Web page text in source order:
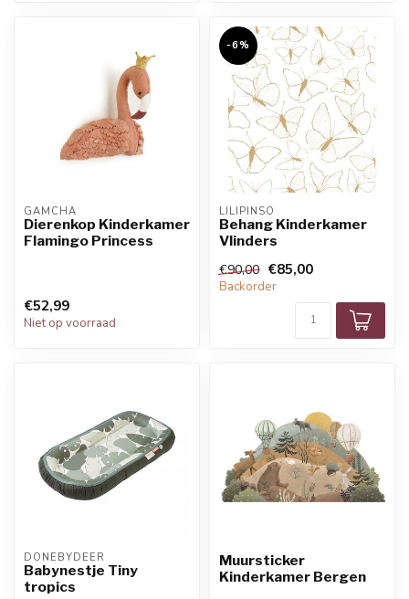
GAMCHA
Dierenkop Kinderkamer
Flamingo Princess
€52,99
Niet op voorraad
-6%
LILIPINSO
Behang Kinderkamer
Vlinders
€90,00 €85,00
Backorder
DONEBYDEER
Babynestje Tiny
tropics
Muursticker
Kinderkamer Bergen